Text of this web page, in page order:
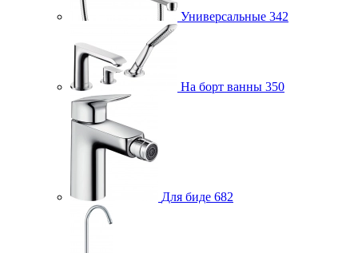
Универсальные 342
На борт ванны 350
Для биде 682